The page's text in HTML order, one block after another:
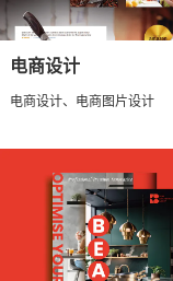
电商设计
电商设计、电商图片设计